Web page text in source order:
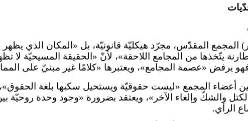
المقدّس، مجرّد هيكليّة قانونيّة، بل «المكان الذي
يتّخذها من المجامع اللاحقة»، لأنّ «الحقيقة المسيحيّة
يرفض «عصمة المجامع»، ويعتبرها «كلامًا غير مبنيّ على
بين أعضاء المجمع «ليست حقوقيّة ويستحيل سكبها بلغة
الكتل والشكّ وإلغاء الآخر»، ويعتقد بضرورة «وجود وحدة
الرأي.